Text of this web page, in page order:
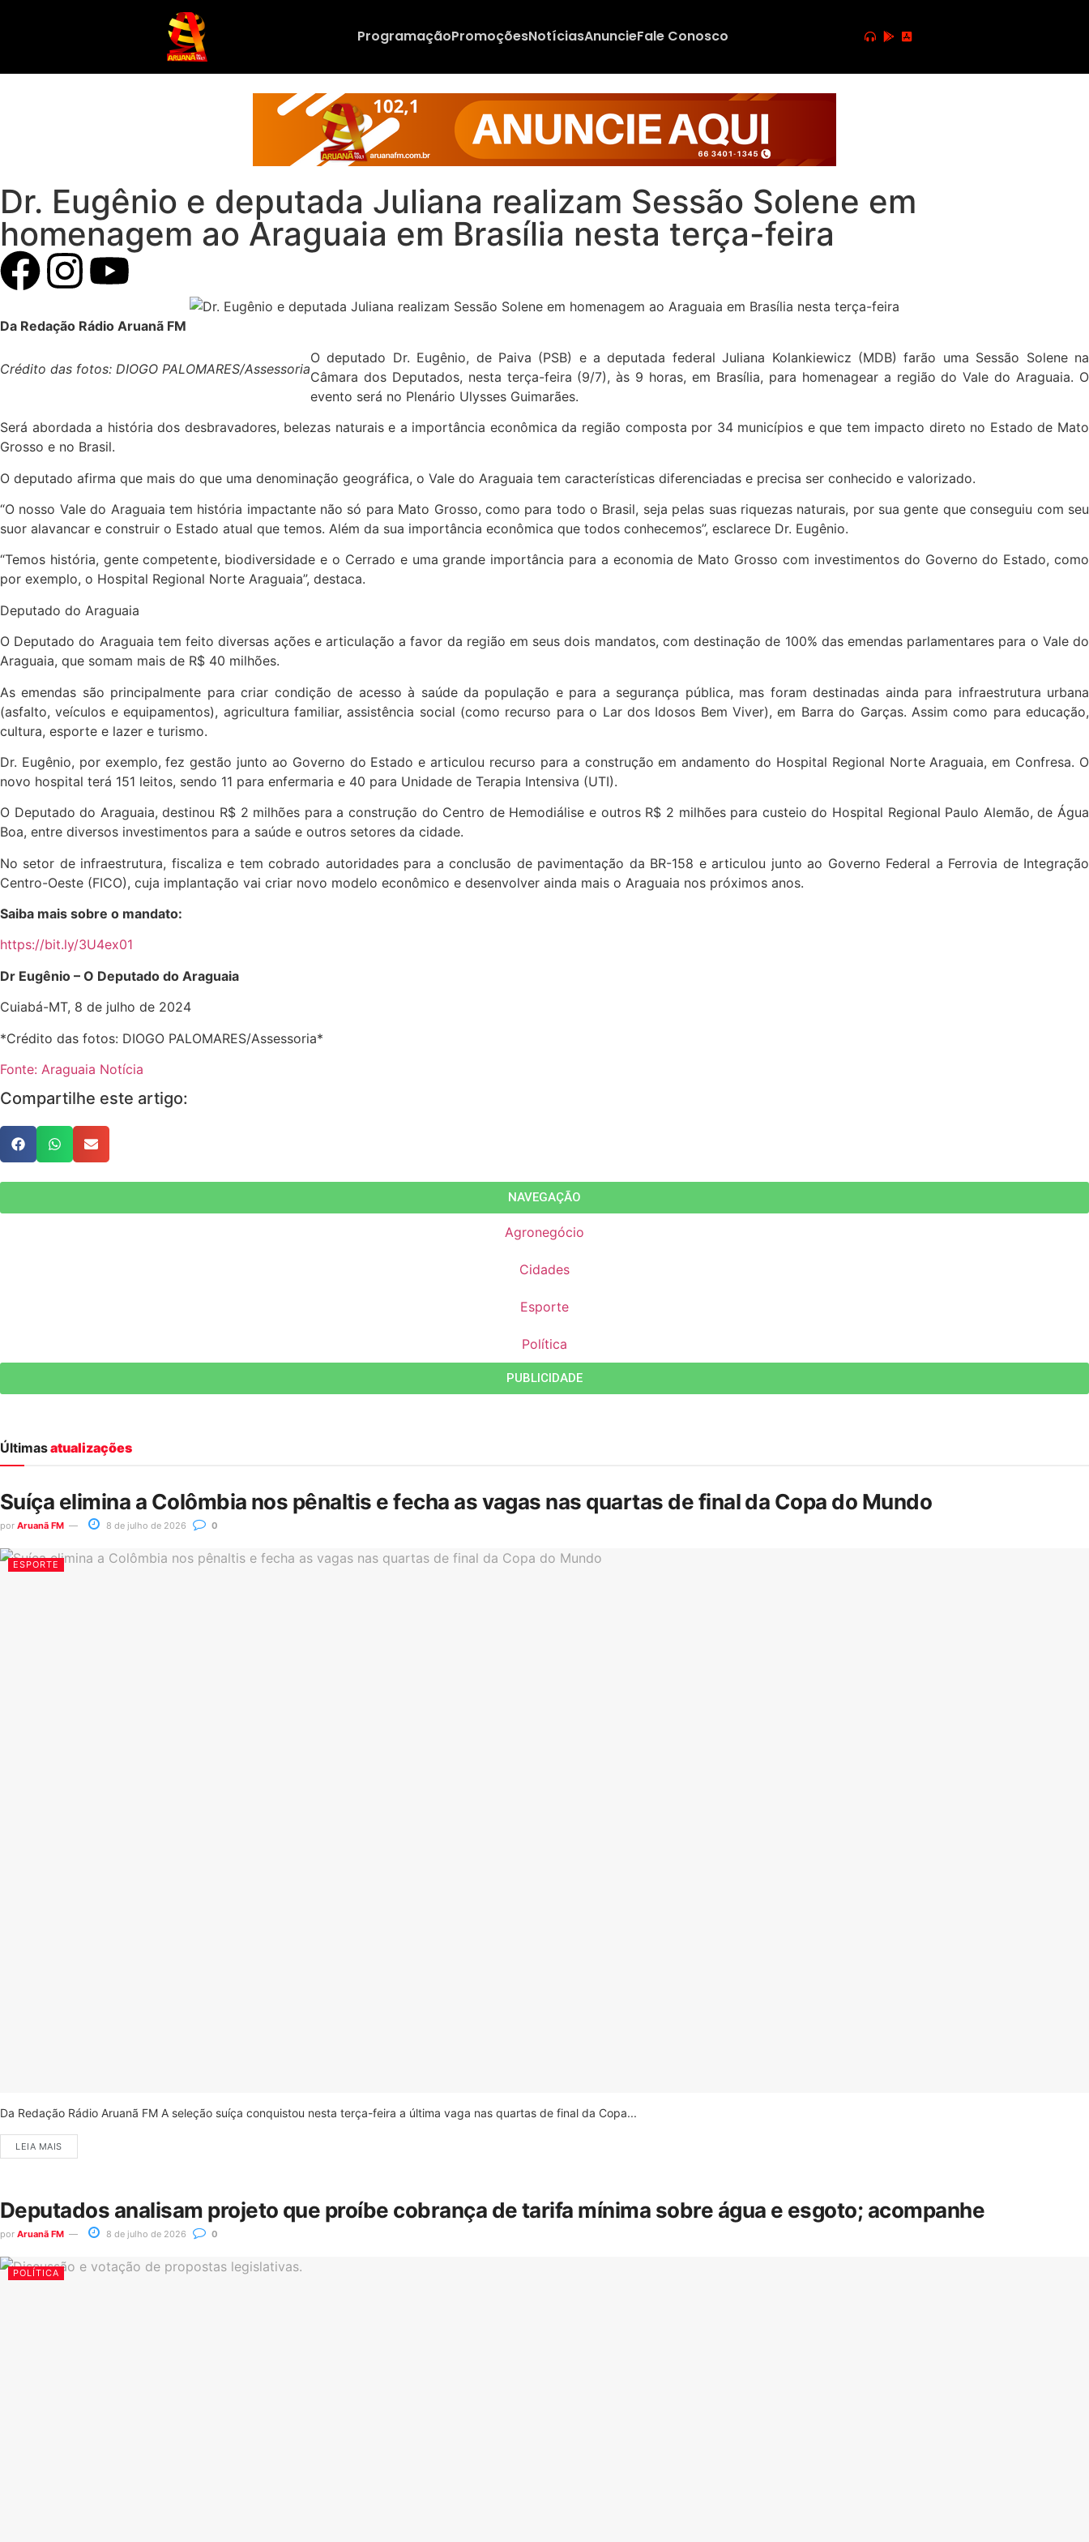
ProgramaçãoPromoçõesNotíciasAnuncieFale Conosco
Dr. Eugênio e deputada Juliana realizam Sessão Solene em
homenagem ao Araguaia em Brasília nesta terça-feira
Da Redação Rádio Aruanã FM
Crédito das fotos: DIOGO PALOMARES/Assessoria
O deputado Dr. Eugênio, de Paiva (PSB) e a deputada federal Juliana Kolankiewicz (MDB) farão uma Sessão Solene na
Câmara dos Deputados, nesta terça-feira (9/7), às 9 horas, em Brasília, para homenagear a região do Vale do Araguaia. O
evento será no Plenário Ulysses Guimarães.
Será abordada a história dos desbravadores, belezas naturais e a importância econômica da região composta por 34 municípios e que tem impacto direto no Estado de Mato
Grosso e no Brasil.
O deputado afirma que mais do que uma denominação geográfica, o Vale do Araguaia tem características diferenciadas e precisa ser conhecido e valorizado.
“O nosso Vale do Araguaia tem história impactante não só para Mato Grosso, como para todo o Brasil, seja pelas suas riquezas naturais, por sua gente que conseguiu com seu
suor alavancar e construir o Estado atual que temos. Além da sua importância econômica que todos conhecemos”, esclarece Dr. Eugênio.
“Temos história, gente competente, biodiversidade e o Cerrado e uma grande importância para a economia de Mato Grosso com investimentos do Governo do Estado, como
por exemplo, o Hospital Regional Norte Araguaia”, destaca.
Deputado do Araguaia
O Deputado do Araguaia tem feito diversas ações e articulação a favor da região em seus dois mandatos, com destinação de 100% das emendas parlamentares para o Vale do
Araguaia, que somam mais de R$ 40 milhões.
As emendas são principalmente para criar condição de acesso à saúde da população e para a segurança pública, mas foram destinadas ainda para infraestrutura urbana
(asfalto, veículos e equipamentos), agricultura familiar, assistência social (como recurso para o Lar dos Idosos Bem Viver), em Barra do Garças. Assim como para educação,
cultura, esporte e lazer e turismo.
Dr. Eugênio, por exemplo, fez gestão junto ao Governo do Estado e articulou recurso para a construção em andamento do Hospital Regional Norte Araguaia, em Confresa. O
novo hospital terá 151 leitos, sendo 11 para enfermaria e 40 para Unidade de Terapia Intensiva (UTI).
O Deputado do Araguaia, destinou R$ 2 milhões para a construção do Centro de Hemodiálise e outros R$ 2 milhões para custeio do Hospital Regional Paulo Alemão, de Água
Boa, entre diversos investimentos para a saúde e outros setores da cidade.
No setor de infraestrutura, fiscaliza e tem cobrado autoridades para a conclusão de pavimentação da BR-158 e articulou junto ao Governo Federal a Ferrovia de Integração
Centro-Oeste (FICO), cuja implantação vai criar novo modelo econômico e desenvolver ainda mais o Araguaia nos próximos anos.
Saiba mais sobre o mandato:
https://bit.ly/3U4ex01
Dr Eugênio – O Deputado do Araguaia
Cuiabá-MT, 8 de julho de 2024
*Crédito das fotos: DIOGO PALOMARES/Assessoria*
Fonte: Araguaia Notícia
Compartilhe este artigo:
NAVEGAÇÃO
Agronegócio
Cidades
Esporte
Política
PUBLICIDADE
Últimasatualizações
Suíça elimina a Colômbia nos pênaltis e fecha as vagas nas quartas de final da Copa do Mundo
por Aruanã FM 8 de julho de 2026 0
ESPORTE
Da Redação Rádio Aruanã FM A seleção suíça conquistou nesta terça-feira a última vaga nas quartas de final da Copa...
LEIA MAIS
Deputados analisam projeto que proíbe cobrança de tarifa mínima sobre água e esgoto; acompanhe
por Aruanã FM 8 de julho de 2026 0
POLÍTICA